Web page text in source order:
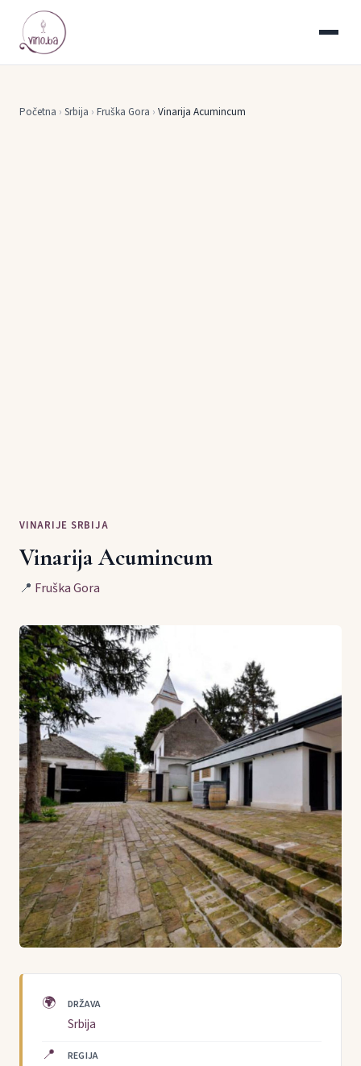
Početna › Srbija › Fruška Gora › Vinarija Acumincum
VINARIJE SRBIJA
Vinarija Acumincum
📍 Fruška Gora
🌍 DRŽAVA
Srbija
📍 REGIJA